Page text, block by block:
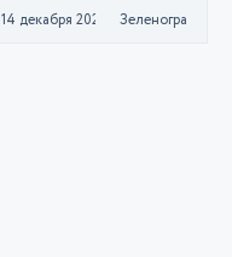
14 декабря 2020 Зеленоград